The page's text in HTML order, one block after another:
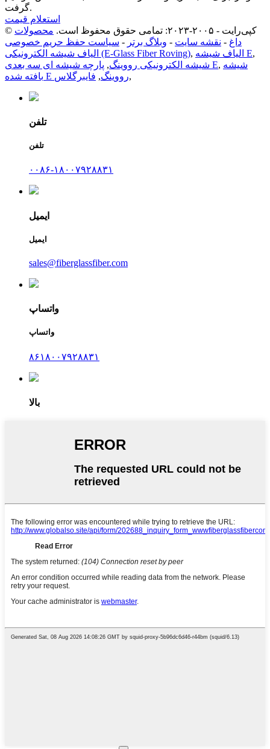
گرفت.
استعلام قیمت
© کپی‌رایت - ۲۰۰۵-۲۰۲۳: تمامی حقوق محفوظ است.
محصولات
داغ - نقشه سایت - وبلاگ برتر - سیاست حفظ حریم خصوصی
الیاف شیشه الکترونیکی (E-Glass Fiber Roving), الیاف شیشه E,
شیشه الکترونیکی رووینگ, پارچه شیشه ای سه بعدی E, شیشه
بافته شده E رووینگ, فایبرگلاس ,
تلفن
تلفن
۰۰۸۶-۱۸۰۰۷۹۲۸۸۳۱
ایمیل
ایمیل
sales@fiberglassfiber.com
واتساپ
واتساپ
۸۶۱۸۰۰۷۹۲۸۸۳۱
بالا